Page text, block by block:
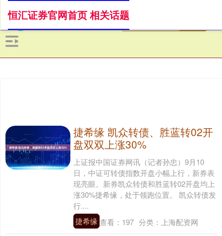
恒汇证券官网首页 相关话题
捷希缘 凯众转债、胜蓝转02开
盘双双上涨30%
上证报中国证券网讯（记者孙忠）9月10
日，中证可转债指数开盘小幅上行，新券表
现亮眼。新券凯众转债和胜蓝转02开盘均上
涨30%捷希缘，处于领跑位置。 凯众转债发
行....
捷希缘查看： 197 分类： 上海配资网